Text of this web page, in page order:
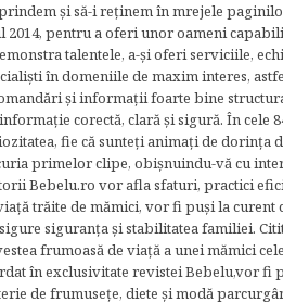
şi să-i reţinem în mrejele
2014, pentru a oferi unor oameni
talentele, a-şi oferi serviciile,
în domeniile de maxim interes,
şi informaţii foarte bine
corectă, clară şi sigură. În cele
fie că sunteţi animaţi de dorinţa
primelor clipe, obişnuindu-vă cu
Bebelu.ro vor afla sfaturi, practici
trăite de mămici, vor fi puşi la curent
siguranţa şi stabilitatea familiei.
frumoasă de viață a unei mămici
în exclusivitate revistei Bebelu,vor fi
de frumuseţe, diete şi modă